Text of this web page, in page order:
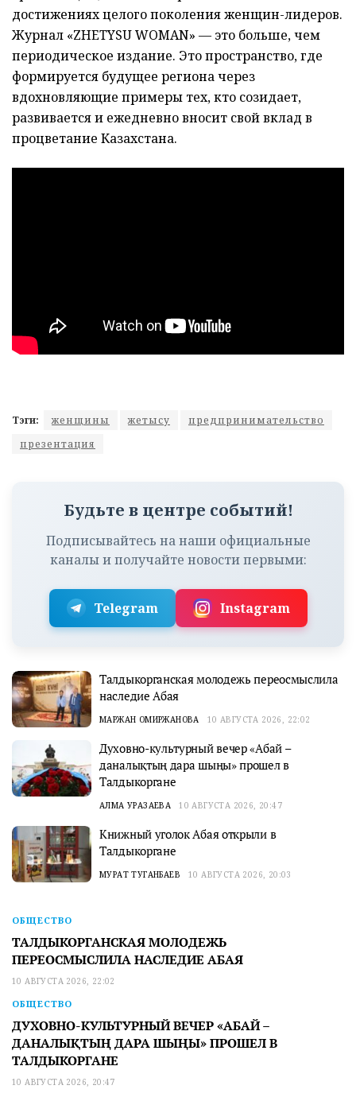
достижениях целого поколения женщин-лидеров.
Журнал «ZHETYSU WOMAN» — это больше, чем
периодическое издание. Это пространство, где
формируется будущее региона через
вдохновляющие примеры тех, кто созидает,
развивается и ежедневно вносит свой вклад в
процветание Казахстана.
Тэги: женщины жетысу
предпринимательство
презентация
Будьте в центре событий!
Подписывайтесь на наши официальные
каналы и получайте новости первыми:
Telegram Instagram
Талдыкорганская молодежь переосмыслила
наследие Абая
МАРЖАН ОМИРЖАНОВА 10 АВГУСТА 2026, 22:02
Духовно-культурный вечер «Абай –
даналықтың дара шыңы» прошел в
Талдыкоргане
АЛМА УРАЗАЕВА 10 АВГУСТА 2026, 20:47
Книжный уголок Абая открыли в
Талдыкоргане
МУРАТ ТУГАНБАЕВ 10 АВГУСТА 2026, 20:03
ОБЩЕСТВО
ТАЛДЫКОРГАНСКАЯ МОЛОДЕЖЬ
ПЕРЕОСМЫСЛИЛА НАСЛЕДИЕ АБАЯ
10 АВГУСТА 2026, 22:02
ОБЩЕСТВО
ДУХОВНО-КУЛЬТУРНЫЙ ВЕЧЕР «АБАЙ –
ДАНАЛЫҚТЫҢ ДАРА ШЫҢЫ» ПРОШЕЛ В
ТАЛДЫКОРГАНЕ
10 АВГУСТА 2026, 20:47